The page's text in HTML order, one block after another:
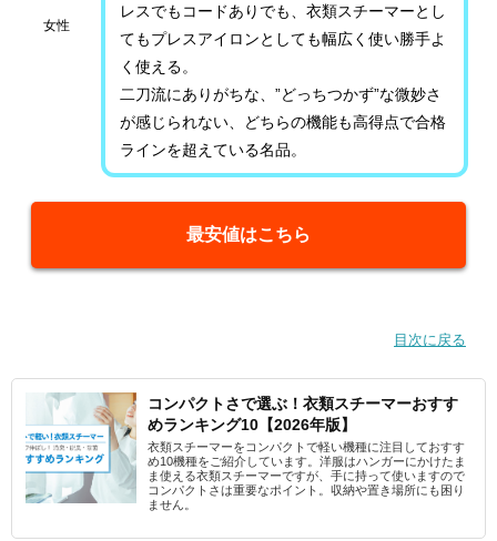
女性
レスでもコードありでも、衣類スチーマーとし
てもプレスアイロンとしても幅広く使い勝手よ
く使える。
二刀流にありがちな、”どっちつかず”な微妙さ
が感じられない、どちらの機能も高得点で合格
ラインを超えている名品。
最安値はこちら
目次に戻る
コンパクトさで選ぶ！衣類スチーマーおすす
めランキング10【2026年版】
衣類スチーマーをコンパクトで軽い機種に注目しておすす
め10機種をご紹介しています。洋服はハンガーにかけたま
ま使える衣類スチーマーですが、手に持って使いますので
コンパクトさは重要なポイント。収納や置き場所にも困り
ません。